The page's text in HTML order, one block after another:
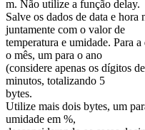
m. Não utilize a função delay.
Salve os dados de data e
juntamente com o valor de
temperatura e umidade. Para
o mês, um para o ano
(considere apenas os dígitos
minutos, totalizando 5
bytes.
Utilize mais dois bytes, um
umidade em %,